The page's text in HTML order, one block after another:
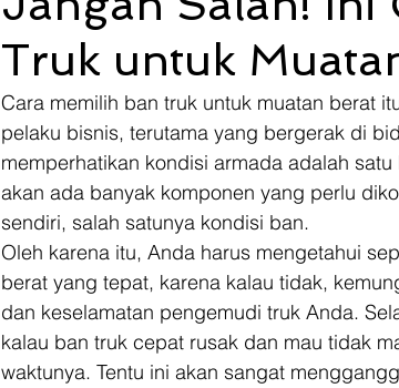
Truk untuk
Cara memilih ban truk untuk muatan berat
pelaku bisnis, terutama yang bergerak di
memperhatikan kondisi armada adalah
akan ada banyak komponen yang perlu
sendiri, salah satunya kondisi ban.
Oleh karena itu, Anda harus mengetahui
berat yang tepat, karena kalau tidak,
dan keselamatan pengemudi truk Anda.
kalau ban truk cepat rusak dan mau tidak
waktunya. Tentu ini akan sangat